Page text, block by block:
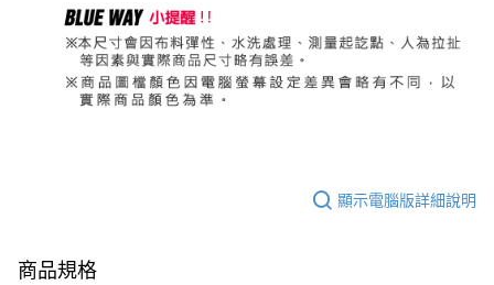
顯示電腦版詳細說明
商品規格